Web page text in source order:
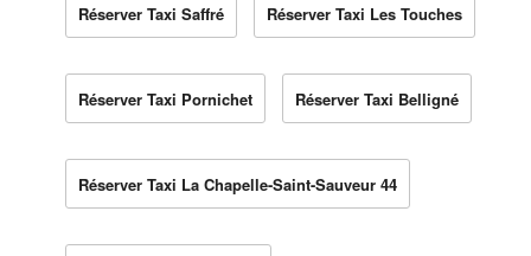
Réserver Taxi Saffré Réserver Taxi Les Touches
Réserver Taxi Pornichet Réserver Taxi Belligné
Réserver Taxi La Chapelle-Saint-Sauveur 44